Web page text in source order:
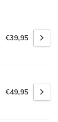
€39,95
€49,95